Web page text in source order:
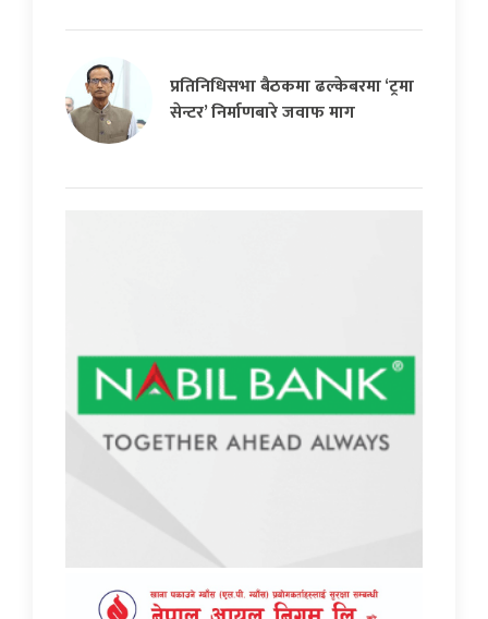
प्रतिनिधिसभा बैठकमा ढल्केबरमा ‘ट्रमा
सेन्टर’ निर्माणबारे जवाफ माग